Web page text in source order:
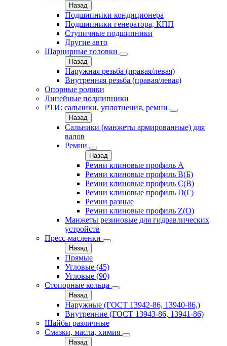
Назад
Подшипники кондиционера
Подшипники генератора, КПП
Ступичные подшипники
Другие авто
Шарнирные головки
Назад
Наружная резьба (правая/левая)
Внутренняя резьба (правая/левая)
Опорные ролики
Линейные подшипники
РТИ: сальники, уплотнения, ремни
Назад
Сальники (манжеты армированные) для
валов
Ремни
Назад
Ремни клиновые профиль A
Ремни клиновые профиль B(Б)
Ремни клиновые профиль C(В)
Ремни клиновые профиль D(Г)
Ремни разные
Ремни клиновые профиль Z(О)
Манжеты резиновые для гидравлических
устройств
Пресс-масленки
Назад
Прямые
Угловые (45)
Угловые (90)
Стопорные кольца
Назад
Наружные (ГОСТ 13942-86, 13940-86,)
Внутренние (ГОСТ 13943-86, 13941-86)
Шайбы различные
Смазки, масла, химия
Назад